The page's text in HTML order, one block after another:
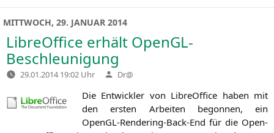
MITTWOCH, 29. JANUAR 2014
LibreOffice erhält OpenGL-
Beschleunigung
29.01.2014 19:02 Uhr Verfasst
von
Dr@
Die Ent­wick­ler von Libre­Of­fice haben mit
den ers­ten Arbei­ten begon­nen, ein
OpenGL-Ren­de­ring-Back-End für die Open-